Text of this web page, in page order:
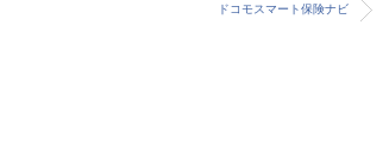
ドコモスマート保険ナビ